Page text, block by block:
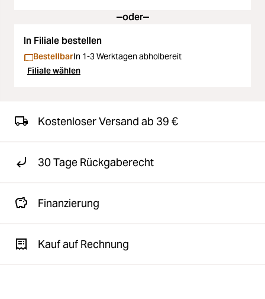
oder
In Filiale bestellen
BestellbarIn 1-3 Werktagen abholbereit
Filiale wählen
Kostenloser Versand ab 39 €
30 Tage Rückgaberecht
Finanzierung
Kauf auf Rechnung